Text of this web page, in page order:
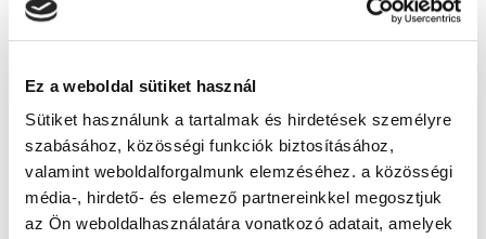
Ez a weboldal sütiket használ
Sütiket használunk a tartalmak és hirdetések személyre
szabásához, közösségi funkciók biztosításához,
valamint weboldalforgalmunk elemzéséhez. a közösségi
média-, hirdető- és elemező partnereinkkel megosztjuk
az Ön weboldalhasználatára vonatkozó adatait, amelyek
" L " csoport
48 nap az indulásig!